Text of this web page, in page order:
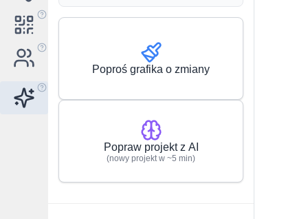
Poproś grafika o zmiany
Popraw projekt z AI
(nowy projekt w ~5 min)